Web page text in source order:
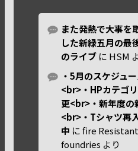
また発熱で大事を
した新緑五月の最
のライブ に HSM
・5月のスケジュ
<br>・HPカテゴ
更<br>・新年度の
<br>・Tシャツ再
中 にfire
foundries より